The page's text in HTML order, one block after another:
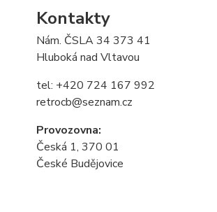
Kontakty
Nám. ČSLA 34 373 41
Hluboká nad Vltavou
tel: +420 724 167 992
retrocb@seznam.cz
Provozovna:
Česká 1, 370 01
České Budějovice